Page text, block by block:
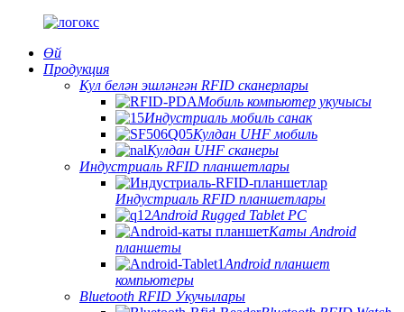
Өй
Продукция
Кул белән эшләнгән RFID сканерлары
Мобиль компьютер укучысы
Индустриаль мобиль санак
Кулдан UHF мобиль
Кулдан UHF сканеры
Индустриаль RFID планшетлары
Индустриаль RFID планшетлары
Android Rugged Tablet PC
Каты Android
планшеты
Android планшет
компьютеры
Bluetooth RFID Укучылары